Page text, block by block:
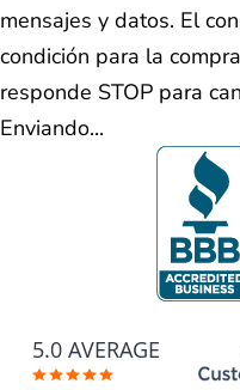
mensajes y datos. El
condición para la
responde STOP para
Enviando...
5.0 AVERAGE